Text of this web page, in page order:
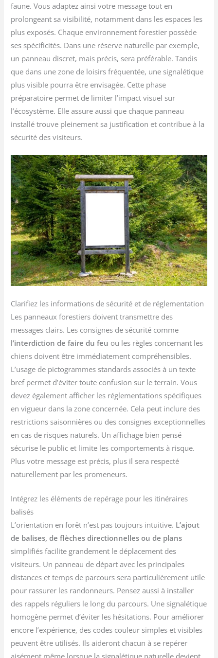
faune. Vous adaptez ainsi votre message tout en
prolongeant sa visibilité, notamment dans les espaces les
plus exposés. Chaque environnement forestier possède
ses spécificités. Dans une réserve naturelle par exemple,
un panneau discret, mais précis, sera préférable. Tandis
que dans une zone de loisirs fréquentée, une signalétique
plus visible pourra être envisagée. Cette phase
préparatoire permet de limiter l’impact visuel sur
l’écosystème. Elle assure aussi que chaque panneau
installé trouve pleinement sa justification et contribue à la
sécurité des visiteurs.
Clarifiez les informations de sécurité et de réglementation
Les panneaux forestiers doivent transmettre des
messages clairs. Les consignes de sécurité comme
l’interdiction de faire du feu ou les règles concernant les
chiens doivent être immédiatement compréhensibles.
L’usage de pictogrammes standards associés à un texte
bref permet d’éviter toute confusion sur le terrain. Vous
devez également afficher les réglementations spécifiques
en vigueur dans la zone concernée. Cela peut inclure des
restrictions saisonnières ou des consignes exceptionnelles
en cas de risques naturels. Un affichage bien pensé
sécurise le public et limite les comportements à risque.
Plus votre message est précis, plus il sera respecté
naturellement par les promeneurs.
Intégrez les éléments de repérage pour les itinéraires
balisés
L’orientation en forêt n’est pas toujours intuitive. L’ajout
de balises, de flèches directionnelles ou de plans
simplifiés facilite grandement le déplacement des
visiteurs. Un panneau de départ avec les principales
distances et temps de parcours sera particulièrement utile
pour rassurer les randonneurs. Pensez aussi à installer
des rappels réguliers le long du parcours. Une signalétique
homogène permet d’éviter les hésitations. Pour améliorer
encore l’expérience, des codes couleur simples et visibles
peuvent être utilisés. Ils aideront chacun à se repérer